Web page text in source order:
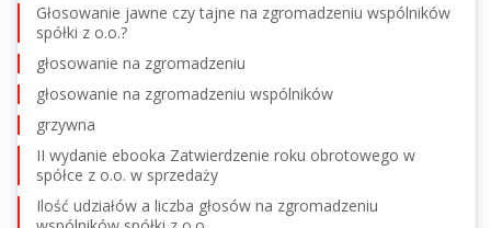
Głosowanie jawne czy tajne na zgromadzeniu wspólników
spółki z o.o.?
głosowanie na zgromadzeniu
głosowanie na zgromadzeniu wspólników
grzywna
II wydanie ebooka Zatwierdzenie roku obrotowego w
spółce z o.o. w sprzedaży
Ilość udziałów a liczba głosów na zgromadzeniu